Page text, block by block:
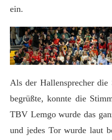
ein.
Als der Hallensprecher die
begrüßte, konnte die
TBV Lemgo wurde das
und jedes Tor wurde laut